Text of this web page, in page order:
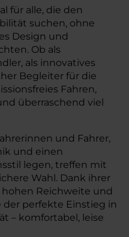
für alle, die den
suchen, ohne
Design und
Ob als
als innovatives
Begleiter für die
Fahren,
überraschend viel
und Fahrer,
und einen
legen, treffen mit
Wahl. Dank ihrer
Reichweite und
perfekte Einstieg in
– komfortabel, leise